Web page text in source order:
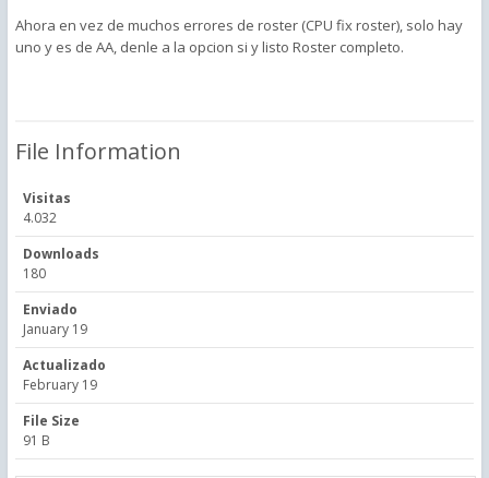
Ahora en vez de muchos errores de roster (CPU fix roster), solo hay
uno y es de AA, denle a la opcion si y listo Roster completo.
File Information
Visitas
4.032
Downloads
180
Enviado
January 19
Actualizado
February 19
File Size
91 B